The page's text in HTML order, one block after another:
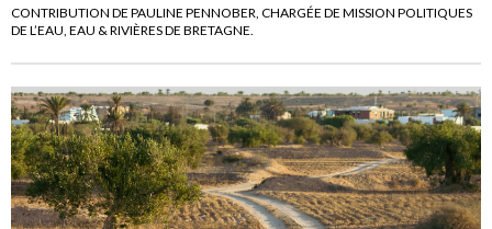
CONTRIBUTION DE PAULINE PENNOBER, CHARGÉE DE MISSION POLITIQUES
DE L’EAU, EAU & RIVIÈRES DE BRETAGNE.